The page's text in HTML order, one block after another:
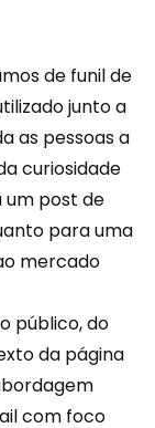
de funil de
junto a
as pessoas a
curiosidade
um post de
para uma
mercado
público, do
da página
com foco